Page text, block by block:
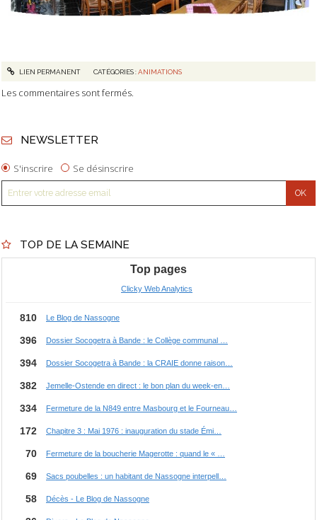
LIEN PERMANENT CATÉGORIES :ANIMATIONS
Les commentaires sont fermés.
NEWSLETTER
S'inscrire Se désinscrire
TOP DE LA SEMAINE